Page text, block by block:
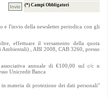
(*) Campi Obbligatori
e l'invio della newsletter periodica con gli
effettuare il versamento della quota
, ABI 2008, CAB 3260, presso
annuale di €100,00 sul c/c n
Unicredit Banca
in materia di protezione dei dati personali"